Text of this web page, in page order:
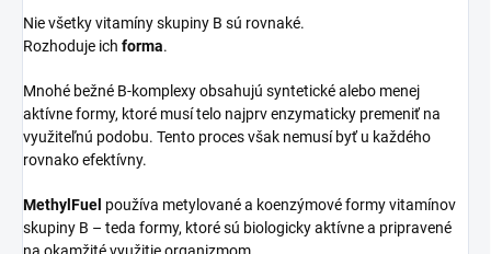
Nie všetky vitamíny skupiny B sú rovnaké.
Rozhoduje ich forma.
Mnohé bežné B-komplexy obsahujú syntetické alebo menej
aktívne formy, ktoré musí telo najprv enzymaticky premeniť na
využiteľnú podobu. Tento proces však nemusí byť u každého
rovnako efektívny.
MethylFuel používa metylované a koenzýmové formy vitamínov
skupiny B – teda formy, ktoré sú biologicky aktívne a pripravené